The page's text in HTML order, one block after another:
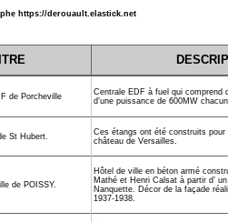
https://derouault.elastick.net
de Porcheville
Centrale EDF à fuel qui comprend
d’une puissance de 600MW
St Hubert.
Ces étangs ont été construits
château de Versailles.
de POISSY.
Hôtel de ville en béton armé
Mathé et Henri Calsat à partir d’
Nanquette. Décor de la façade
1937-1938.